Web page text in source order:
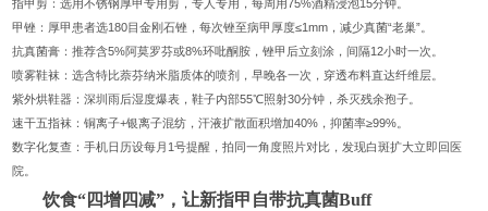
指甲剪：选用不锈钢厚甲专用剪，专人专用，每周用75%酒精浸泡15分钟。
甲锉：厚甲患者选180目金刚石锉，每次锉至病甲厚度≤1mm，减少真菌“老巢”。
抗真菌膏：推荐含5%阿莫罗芬或8%环吡酮胺，锉甲后立刻涂，间隔12小时一次。
喷雾鞋袜：选含特比萘芬纳米脂质体的喷剂，早晚各一次，穿透布料直达纤维层。
紫外烘鞋器：深圳雨后湿度爆表，鞋子内部55℃照射30分钟，杀灭残余孢子。
速干五指袜：铜离子+银离子混纺，汗液扩散面积增加40%，抑菌率≥99%。
数字化复查：手机日历设每月1号提醒，拍同一角度照片对比，发现白斑扩大立即回医
院。
饮食“四增四减”，让新指甲自带抗真菌Buff